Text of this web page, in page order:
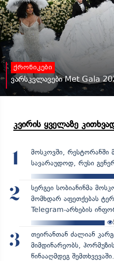
ქრონიკები
ვარსკვლავები Met Gala
კვირის ყველაზე
1
მოსკოვში, რესტორანში
სავარაუდოდ, რუსი
2
სერგეი სობიანინმა
მომხდარ აფეთქებას
Telegram-არხების
3
თეირანთან ძალიან
მიმდინარეობს,
წინააღმდეგ